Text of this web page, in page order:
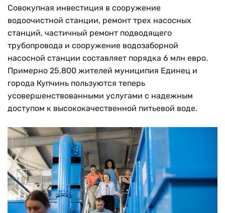
Совокупная инвестиция в сооружение
водоочистной станции, ремонт трех насосных
станций, частичный ремонт подводящего
трубопровода и сооружение водозаборной
насосной станции составляет порядка 6 млн евро.
Примерно 25.800 жителей муниципия Единец и
города Купчинь пользуются теперь
усовершенствованными услугами с надежным
доступом к высококачественной питьевой воде.